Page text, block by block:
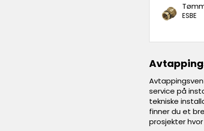
ESBE
service på
tekniske
finner du et
prosjekter